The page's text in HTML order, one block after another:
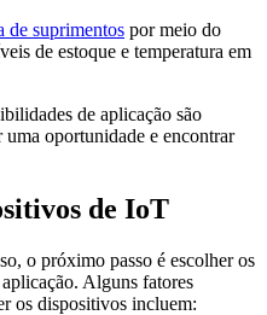
de suprimentos por meio do
de estoque e temperatura em
de aplicação são
oportunidade e encontrar
de IoT
o próximo passo é escolher os
Alguns fatores
os dispositivos incluem: